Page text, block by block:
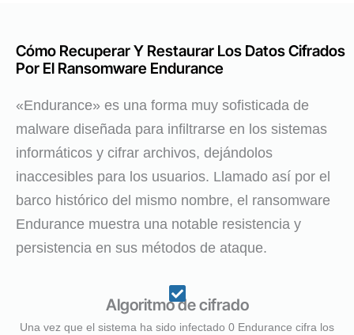
Cómo Recuperar Y Restaurar Los Datos Cifrados
Por El Ransomware Endurance
«Endurance» es una forma muy sofisticada de
malware diseñada para infiltrarse en los sistemas
informáticos y cifrar archivos, dejándolos
inaccesibles para los usuarios. Llamado así por el
barco histórico del mismo nombre, el ransomware
Endurance muestra una notable resistencia y
persistencia en sus métodos de ataque.
Algoritmo de cifrado
Una vez que el sistema ha sido infectado 0 Endurance cifra los